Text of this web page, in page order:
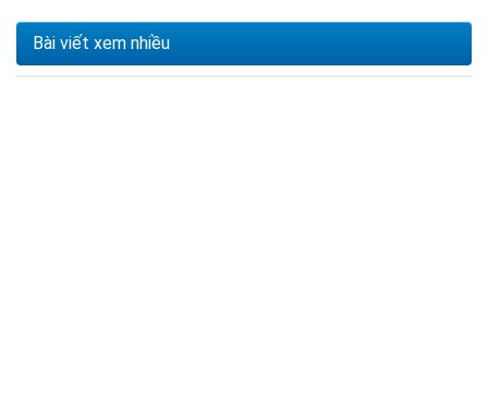
Bài viết xem nhiều